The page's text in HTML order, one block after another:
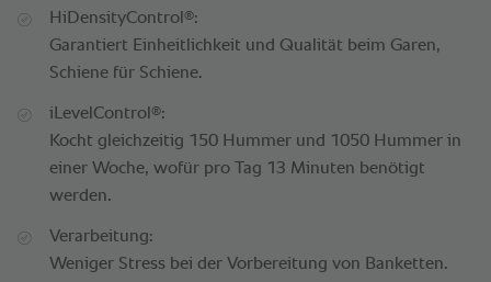
HiDensityControl ®:
Garantiert Einheitlichkeit und Qualität beim Garen,
Schiene für Schiene.
iLevelControl ®:
Kocht gleichzeitig 150 Hummer und 1050 Hummer in
einer Woche, wofür pro Tag 13 Minuten benötigt
werden.
Verarbeitung:
Weniger Stress bei der Vorbereitung von Banketten.